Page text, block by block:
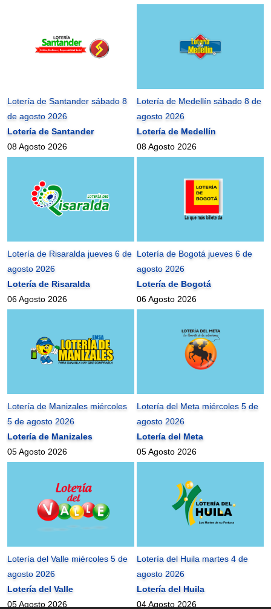
Lotería de Santander sábado 8
de agosto 2026
Lotería de Santander
08 Agosto 2026
Lotería de Medellín sábado 8 de
agosto 2026
Lotería de Medellín
08 Agosto 2026
Lotería de Risaralda jueves 6 de
agosto 2026
Lotería de Risaralda
06 Agosto 2026
Lotería de Bogotá jueves 6 de
agosto 2026
Lotería de Bogotá
06 Agosto 2026
Lotería de Manizales miércoles
5 de agosto 2026
Lotería de Manizales
05 Agosto 2026
Lotería del Meta miércoles 5 de
agosto 2026
Lotería del Meta
05 Agosto 2026
Lotería del Valle miércoles 5 de
agosto 2026
Lotería del Valle
05 Agosto 2026
Lotería del Huila martes 4 de
agosto 2026
Lotería del Huila
04 Agosto 2026